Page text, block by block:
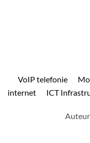
VoIP telefonie
internet
ICT